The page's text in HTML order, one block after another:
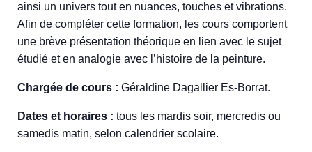
ainsi un univers tout en nuances, touches et vibrations.
Afin de compléter cette formation, les cours comportent
une brève présentation théorique en lien avec le sujet
étudié et en analogie avec l’histoire de la peinture.
Chargée de cours : Géraldine Dagallier Es-Borrat.
Dates et horaires : tous les mardis soir, mercredis ou
samedis matin, selon calendrier scolaire.